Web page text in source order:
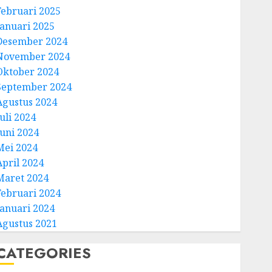
2025
2025
2024
2024
2024
2024
2024
2024
2024
2024
2024
2024
2024
2024
2021